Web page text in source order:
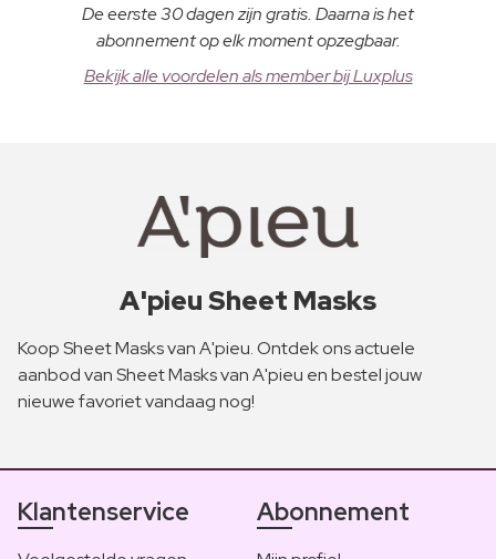
De eerste 30 dagen zijn gratis. Daarna is het
abonnement op elk moment opzegbaar.
Bekijk alle voordelen als member bij Luxplus
A'pieu Sheet Masks
Koop Sheet Masks van A'pieu. Ontdek ons actuele
aanbod van Sheet Masks van A'pieu en bestel jouw
nieuwe favoriet vandaag nog!
Klantenservice Abonnement